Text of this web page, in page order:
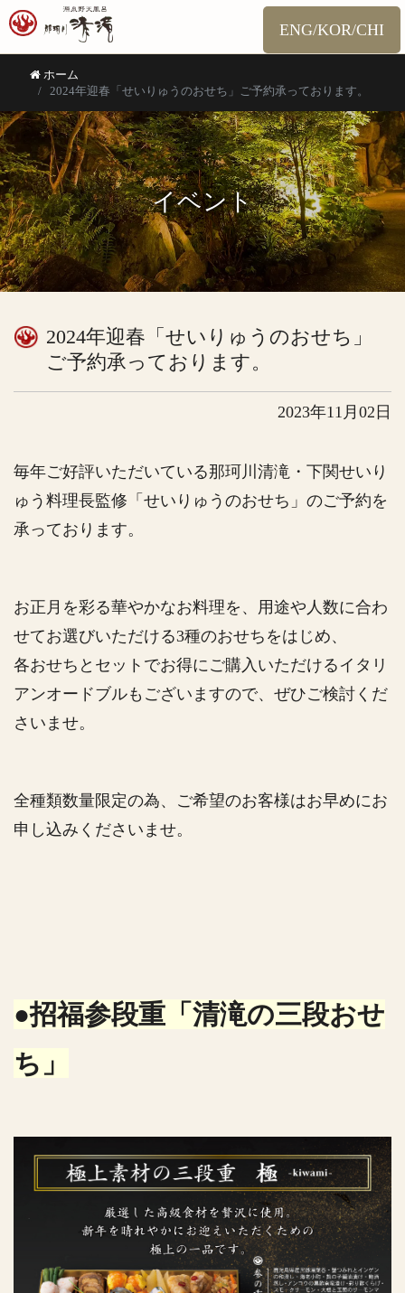
ENG/KOR/CHI
ホーム
2024年迎春「せいりゅうのおせち」ご予約承っております。
イベント
2024年迎春「せいりゅうのおせち」
ご予約承っております。
2023年11月02日
毎年ご好評いただいている那珂川清滝・下関せいり
ゅう料理長監修「せいりゅうのおせち」のご予約を
承っております。
お正月を彩る華やかなお料理を、用途や人数に合わ
せてお選びいただける3種のおせちをはじめ、
各おせちとセットでお得にご購入いただけるイタリ
アンオードブルもございますので、ぜひご検討くだ
さいませ。
全種類数量限定の為、ご希望のお客様はお早めにお
申し込みくださいませ。
●招福参段重「清滝の三段おせ
ち」